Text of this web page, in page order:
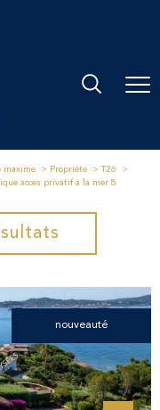
maxime Propriete
T26
acces privatif a la mer 8
nouveauté